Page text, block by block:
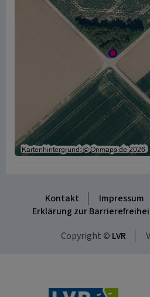
Kontakt Impressum
Erklärung zur
Copyright © LVR